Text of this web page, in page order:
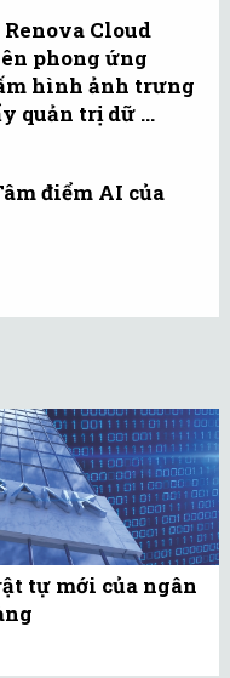
Cloud
phong ứng
hình ảnh trưng
quản trị dữ ...
điểm AI của
tự mới của ngân